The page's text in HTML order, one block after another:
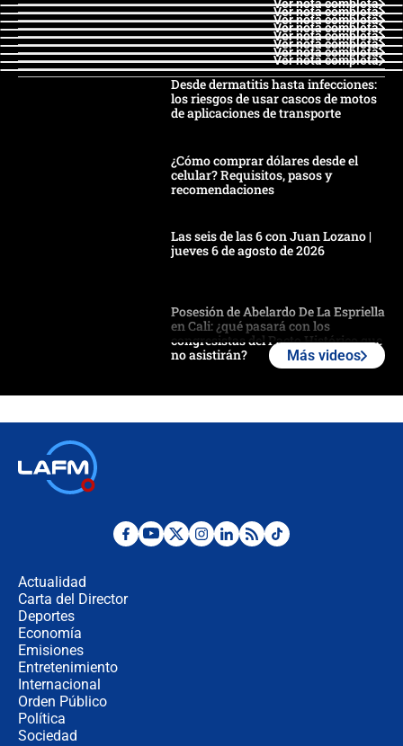
Ver nota completa
Ver nota completa
Ver nota completa
Ver nota completa
Ver nota completa
Ver nota completa
Ver nota completa
Ver nota completa
Desde dermatitis hasta infecciones:
los riesgos de usar cascos de motos
de aplicaciones de transporte
¿Cómo comprar dólares desde el
celular? Requisitos, pasos y
recomendaciones
Las seis de las 6 con Juan Lozano |
jueves 6 de agosto de 2026
Posesión de Abelardo De La Espriella
en Cali: ¿qué pasará con los
congresistas del Pacto Histórico que
no asistirán?
¿Por qué De la Espriella gobernará
Más videos
Actualidad
Carta del Director
Deportes
Economía
Emisiones
Entretenimiento
Internacional
Orden Público
Política
Sociedad